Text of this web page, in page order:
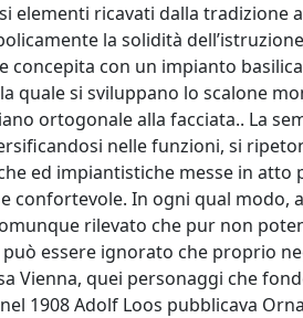
elementi ricavati dalla
la solidità
concepita con un impianto
quale si sviluppano lo scalone
ortogonale alla facciata.. La
nelle funzioni, si
ed impiantistiche messe in
confortevole. In ogni qual modo,
rilevato che pur non
essere ignorato che proprio
Vienna, quei personaggi che
1908 Adolf Loos pubblicava